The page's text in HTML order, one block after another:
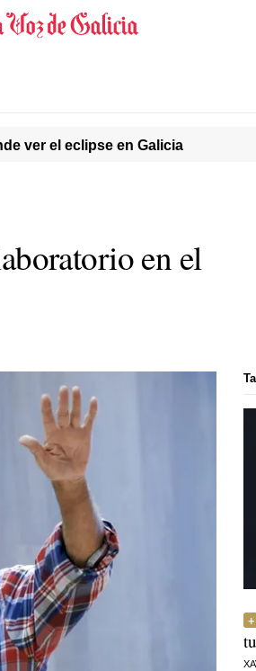
ver el eclipse en Galicia
en el